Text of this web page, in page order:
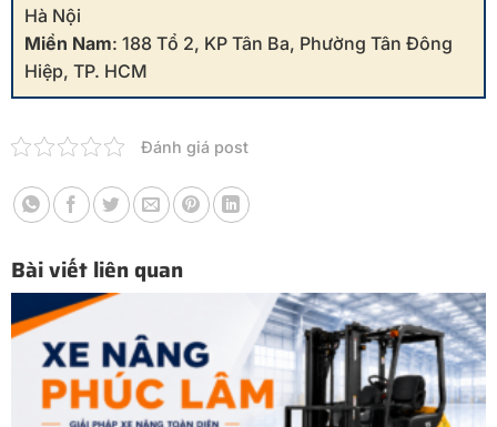
Hà Nội
Miền Nam: 188 Tổ 2, KP Tân Ba, Phường Tân Đông
Hiệp, TP. HCM
Đánh giá post
Bài viết liên quan